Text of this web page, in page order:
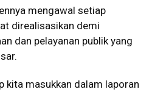
mengawal setiap
direalisasikan demi
dan pelayanan publik yang
kita masukkan dalam laporan